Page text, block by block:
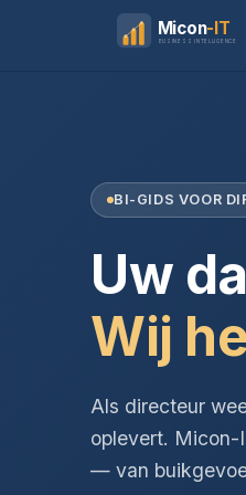
Micon-IT
BUSINESS INTELLIGENCE
BI-GIDS VOOR
Uw
Wij
Als directeur
oplevert. Micon-
— van